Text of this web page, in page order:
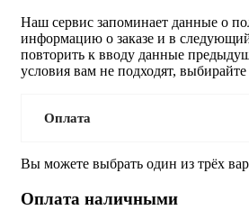
Наш сервис запоминает данные о
информацию о заказе и в
повторить к вводу данные
условия вам не подходят,
Оплата
Вы можете выбрать один из трёх
Оплата наличными